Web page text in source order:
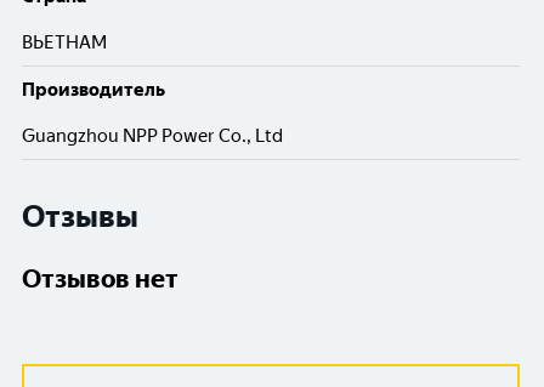
ВЬЕТНАМ
Производитель
Guangzhou NPP Power Co., Ltd
Отзывы
Отзывов нет